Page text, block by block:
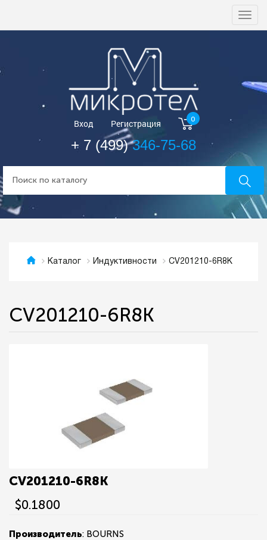
Вход Регистрация 0
+ 7 (499)346-75-68
Каталог Индуктивности CV201210-6R8K
CV201210-6R8K
CV201210-6R8K
$0.1800
Производитель: BOURNS